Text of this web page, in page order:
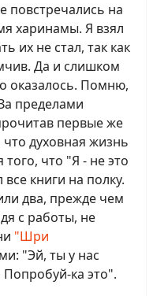
повстречались на
харинамы. Я взял
их не стал, так как
Да и слишком
оказалось. Помню,
пределами
первые же
что духовная жизнь
что "Я - не это
книги на полку.
два, прежде чем
с работы, не
"Шри
"Эй, ты у нас
ка это".